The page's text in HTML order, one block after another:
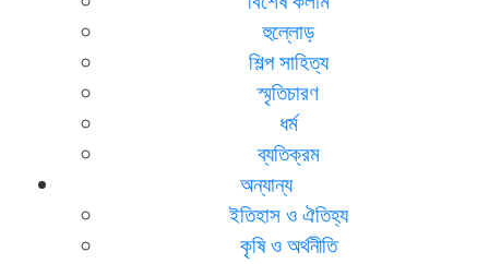
হুল্লোড়
শিল্প সাহিত্য
স্মৃতিচারণ
ধর্ম
ব্যতিক্রম
অন্যান্য
ইতিহাস ও ঐতিহ্য
কৃষি ও অর্থনীতি